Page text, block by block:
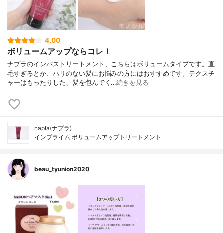
4.00
ボリュームアップならコレ！
ナプラのインバストリートメント、こちらはボリュームタイプです。直
毛すぎるとか、ハリのない髪にお悩みの方にはおすすめです。テクスチ
ャーはもったりした、髪を包んでく…続きを見る
napla(ナプラ)
インプライム ボリュームアップトリートメント
beau_tyunion2020